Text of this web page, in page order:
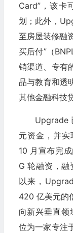
Card”，该卡
划；此外，
至房屋装修融
买后付”（
销渠道、专有
品与教育和透
其他金融科技
Upgrade
元资金，并
10 月宣布完
G 轮融资，
以来，
420 亿美元的
向新兴垂直
位为一家专注